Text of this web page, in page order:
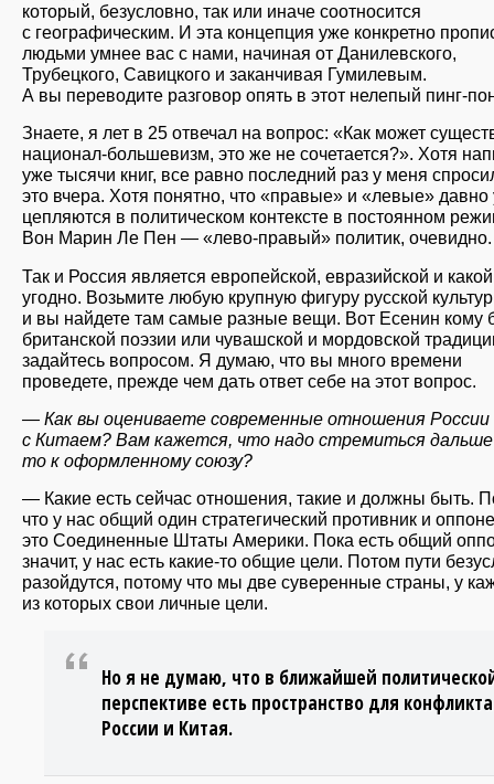
который, безусловно, так или иначе соотносится
с географическим. И эта концепция уже конкретно
людьми умнее вас с нами, начиная от Данилевского,
Трубецкого, Савицкого и заканчивая Гумилевым.
А вы переводите разговор опять в этот нелепый пинг-
Знаете, я лет в 25 отвечал на вопрос: «Как может
национал-большевизм, это же не сочетается?». Хотя
уже тысячи книг, все равно последний раз у меня
это вчера. Хотя понятно, что «правые» и «левые» давно
цепляются в политическом контексте в постоянном
Вон Марин Ле Пен — «лево-правый» политик, очевидно.
Так и Россия является европейской, евразийской и какой
угодно. Возьмите любую крупную фигуру русской
и вы найдете там самые разные вещи. Вот Есенин кому
британской поэзии или чувашской и мордовской
задайтесь вопросом. Я думаю, что вы много времени
проведете, прежде чем дать ответ себе на этот вопрос.
— Как вы оцениваете современные отношения России
с Китаем? Вам кажется, что надо стремиться дальше
то к оформленному союзу?
— Какие есть сейчас отношения, такие и должны быть.
что у нас общий один стратегический противник и
это Соединенные Штаты Америки. Пока есть общий
значит, у нас есть какие-то общие цели. Потом пути
разойдутся, потому что мы две суверенные страны, у
из которых свои личные цели.
Но я не думаю, что в ближайшей
перспективе есть пространство для конфликта
России и Китая.